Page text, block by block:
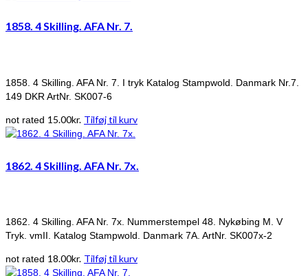
1858. 4 Skilling. AFA Nr. 7.
1858. 4 Skilling. AFA Nr. 7. I tryk Katalog Stampwold. Danmark Nr.7.
149 DKR ArtNr. SK007-6
not rated 15.00kr. Tilføj til kurv
1862. 4 Skilling. AFA Nr. 7x.
1862. 4 Skilling. AFA Nr. 7x. Nummerstempel 48. Nykøbing M. V
Tryk. vmII. Katalog Stampwold. Danmark 7A. ArtNr. SK007x-2
not rated 18.00kr. Tilføj til kurv